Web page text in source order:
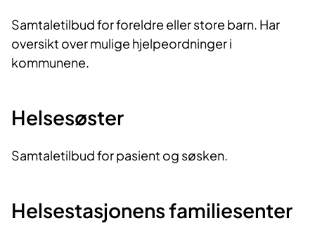
Samtaletilbud for foreldre eller store barn. Har
oversikt over mulige hjelpeordninger i
kommunene.
Helsesøster
Samtaletilbud for pasient og søsken.
Helsestasjonens familiesenter